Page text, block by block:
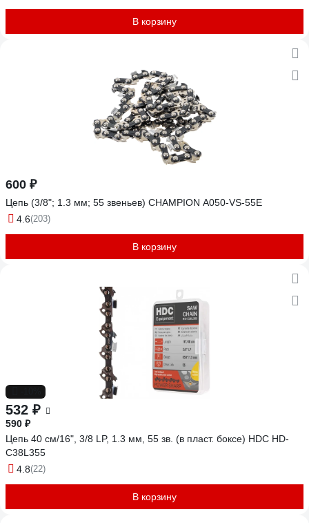
В корзину
600 ₽
Цепь (3/8"; 1.3 мм; 55 звеньев) CHAMPION A050-VS-55E
4.6(203)
В корзину
532 ₽
590 ₽
Цепь 40 см/16", 3/8 LP, 1.3 мм, 55 зв. (в пласт. боксе) HDC HD-
C38L355
4.8(22)
В корзину